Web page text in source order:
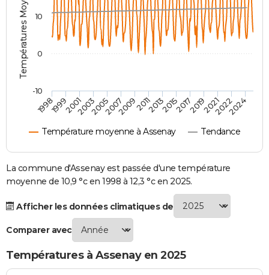
Destinations
City break
Voyage nature
Voyage de noces
Forum
Climat
PHOTO
GUIDES D'ACHAT
BONS PLANS
CARTE DE VOEUX
Carte de Noël
Carte Bonne année
Carte Saint-Valentin
Carte Pâques
Carte d'anniversaire
DICTIONNAIRE
Dictionnaire
Biographies
Citations
Expressions
Proverbes
PROGRAMME TV
S'inscrire
Se connecter
Lycées
Collèges
Primaires
Universités
Entreprises
Service militaire
Avis de recherche
AVIS DE DÉCÈS
FORUM
Bricolage
Lifestyle
Culture
Sport
Auto
Television
Voyage
Cinema
Température moyenne à Assenay Tendance
199819992001200320052007200920112013201520172019202120222024
0
10
-10
La commune d'Assenay est passée d'une température
moyenne de 10,9 °c en 1998 à 12,3 °c en 2025.
Afficher les données climatiques de
Comparer avec
Températures à Assenay en 2025